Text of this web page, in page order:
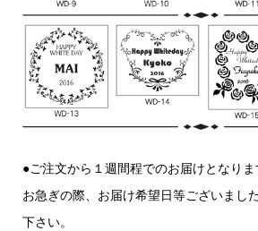
●ご注文から１週間程でのお届けとなりま
お急ぎの際、お届け希望日等ございまし
下さい。